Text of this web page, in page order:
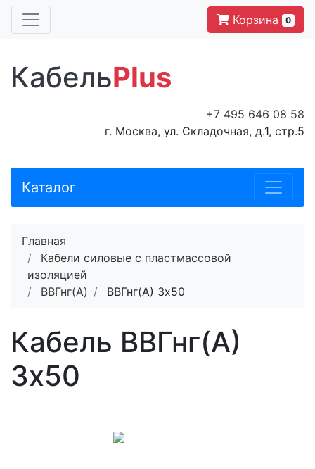
Корзина 0
КабельPlus
+7 495 646 08 58
г. Москва, ул. Складочная, д.1, стр.5
Каталог
Главная
Кабели силовые с пластмассовой
изоляцией
ВВГнг(A)
ВВГнг(A) 3x50
Кабель ВВГнг(A)
3x50